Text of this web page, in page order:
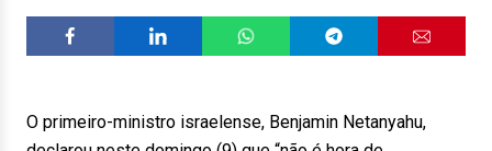
O primeiro-ministro israelense, Benjamin Netanyahu,